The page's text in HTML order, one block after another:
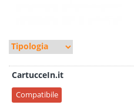
CartucceIn.it
Compatibile